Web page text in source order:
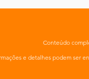
Conteúdo
e detalhes podem ser